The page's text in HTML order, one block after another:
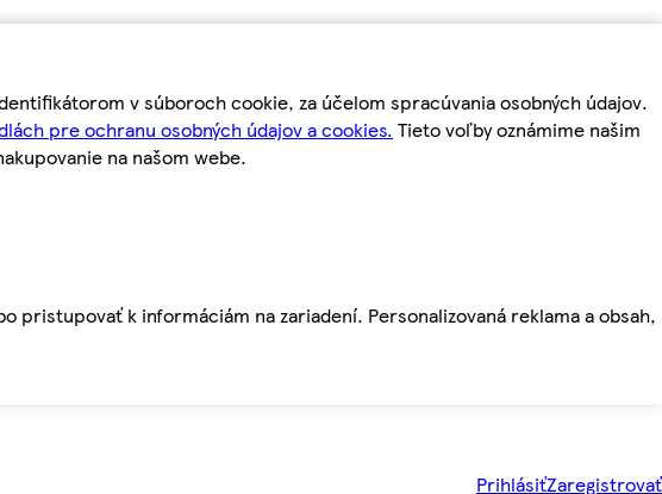
v súboroch cookie, za účelom spracúvania osobných údajov.
pre ochranu osobných údajov a cookies. Tieto voľby oznámime našim
na našom webe.
pristupovať k informáciám na zariadení. Personalizovaná reklama a obsah,
PrihlásiťZaregistrovať